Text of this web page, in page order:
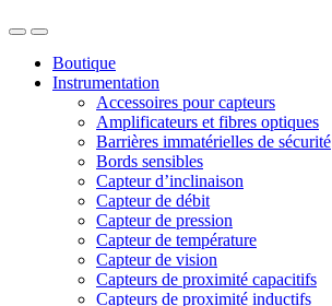
Boutique
Instrumentation
Accessoires pour capteurs
Amplificateurs et fibres optiques
Barrières immatérielles de sécurité
Bords sensibles
Capteur d’inclinaison
Capteur de débit
Capteur de pression
Capteur de température
Capteur de vision
Capteurs de proximité capacitifs
Capteurs de proximité inductifs